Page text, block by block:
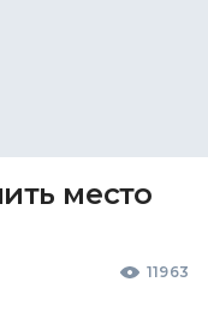
место
11963